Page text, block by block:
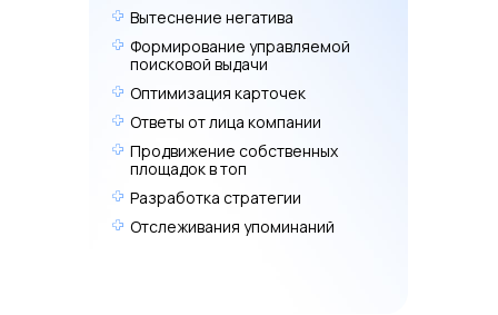
Оптимизация карточек
Ответы от лица компании
Вытеснение негатива
Формирование управляемой
поисковой выдачи
Продвижение собственных
площадок в топ
Отслеживания упоминаний
Разработка стратегии
Гарантия
Платите только за
результат, никакого
риска для бюджета